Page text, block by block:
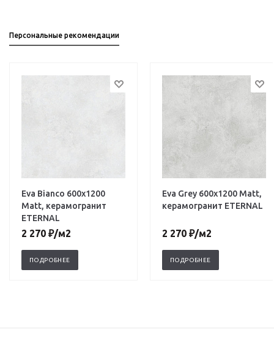
Персональные рекомендации
Eva Bianco 600х1200
Matt, керамогранит
ETERNAL
2 270 ₽/м2
ПОДРОБНЕЕ
Eva Grey 600х1200 Matt,
керамогранит ETERNAL
2 270 ₽/м2
ПОДРОБНЕЕ